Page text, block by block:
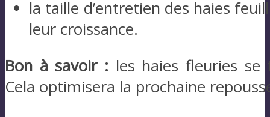
la taille d’entretien des haies
leur croissance.
Bon à savoir : les haies fleuries
Cela optimisera la prochaine